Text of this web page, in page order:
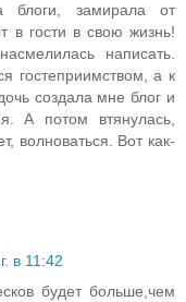
блоги, замирала от
в гости в свою жизнь!
написать.
гостеприимством, а к
создала мне блог и
А потом втянулась,
волноваться. Вот как-
в 11:42
будет больше,чем